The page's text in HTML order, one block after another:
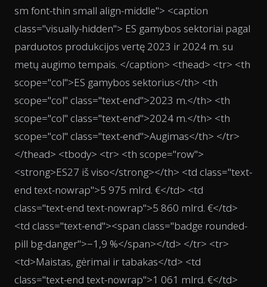
sm font-thin small align-middle"> <caption
class="visually-hidden"> ES gamybos sektoriai pagal
parduotos produkcijos vertę 2023 ir 2024 m. su
metų augimo tempais. </caption> <thead> <tr> <th
scope="col">ES gamybos sektorius</th> <th
scope="col" class="text-end">2023 m.</th> <th
scope="col" class="text-end">2024 m.</th> <th
scope="col" class="text-end">Augimas</th> </tr>
</thead> <tbody> <tr> <th scope="row">
<strong>ES27 iš viso</strong></th> <td class="text-
end text-nowrap">5 975 mlrd. €</td> <td
class="text-end text-nowrap">5 860 mlrd. €</td>
<td class="text-end"><span class="badge rounded-
pill bg-danger">−1,9 %</span></td> </tr> <tr>
<td>Maistas, gėrimai ir tabakas</td> <td
class="text-end text-nowrap">1 061 mlrd. €</td>